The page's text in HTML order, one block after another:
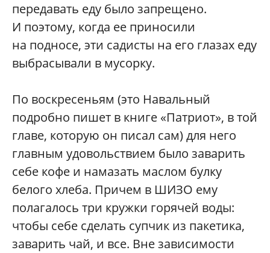
передавать еду было запрещено.
И поэтому, когда ее приносили
на подносе, эти садисты на его глазах еду
выбрасывали в мусорку.
По воскресеньям (это Навальный
подробно пишет в книге «Патриот», в той
главе, которую он писал сам) для него
главным удовольствием было заварить
себе кофе и намазать маслом булку
белого хлеба. Причем в ШИЗО ему
полагалось три кружки горячей воды:
чтобы себе сделать супчик из пакетика,
заварить чай, и все. Вне зависимости